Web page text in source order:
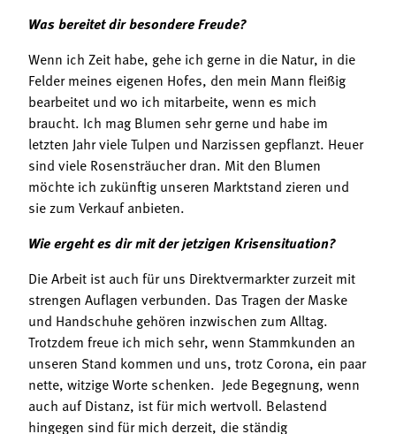
Was bereitet dir besondere Freude?
Wenn ich Zeit habe, gehe ich gerne in die Natur, in die
Felder meines eigenen Hofes, den mein Mann fleißig
bearbeitet und wo ich mitarbeite, wenn es mich
braucht. Ich mag Blumen sehr gerne und habe im
letzten Jahr viele Tulpen und Narzissen gepflanzt. Heuer
sind viele Rosensträucher dran. Mit den Blumen
möchte ich zukünftig unseren Marktstand zieren und
sie zum Verkauf anbieten.
Wie ergeht es dir mit der jetzigen Krisensituation?
Die Arbeit ist auch für uns Direktvermarkter zurzeit mit
strengen Auflagen verbunden. Das Tragen der Maske
und Handschuhe gehören inzwischen zum Alltag.
Trotzdem freue ich mich sehr, wenn Stammkunden an
unseren Stand kommen und uns, trotz Corona, ein paar
nette, witzige Worte schenken. Jede Begegnung, wenn
auch auf Distanz, ist für mich wertvoll. Belastend
hingegen sind für mich derzeit, die ständig